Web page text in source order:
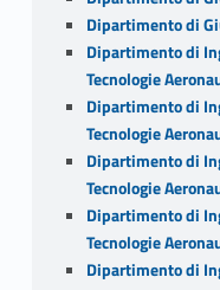
Dipartimento di
Dipartimento di
Tecnologie
Dipartimento di
Tecnologie
Dipartimento di
Tecnologie
Dipartimento di
Tecnologie
Dipartimento di